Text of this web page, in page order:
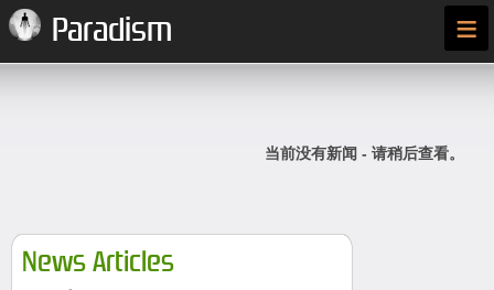
Paradism ≡
当前没有新闻 - 请稍后查看。
News Articles